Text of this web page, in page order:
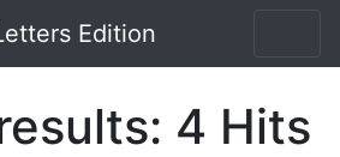
Edition
4 Hits